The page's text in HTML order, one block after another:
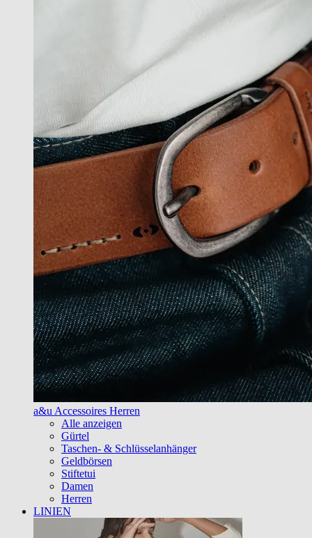
a&u Accessoires Herren
Alle anzeigen
Gürtel
Taschen- & Schlüsselanhänger
Geldbörsen
Stiftetui
Damen
Herren
LINIEN